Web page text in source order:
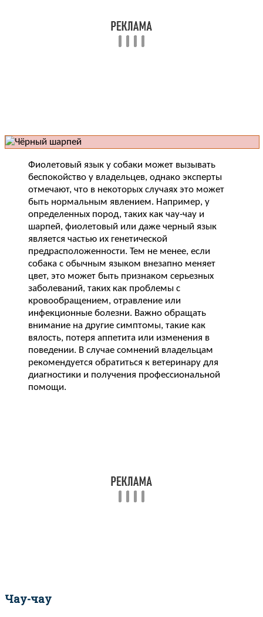
Фиолетовый язык у собаки может вызывать
беспокойство у владельцев, однако эксперты
отмечают, что в некоторых случаях это может
быть нормальным явлением. Например, у
определенных пород, таких как чау-чау и
шарпей, фиолетовый или даже черный язык
является частью их генетической
предрасположенности. Тем не менее, если
собака с обычным языком внезапно меняет
цвет, это может быть признаком серьезных
заболеваний, таких как проблемы с
кровообращением, отравление или
инфекционные болезни. Важно обращать
внимание на другие симптомы, такие как
вялость, потеря аппетита или изменения в
поведении. В случае сомнений владельцам
рекомендуется обратиться к ветеринару для
диагностики и получения профессиональной
помощи.
Чау-чау